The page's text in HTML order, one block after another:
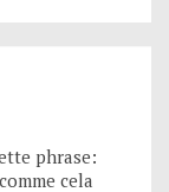
phrase:
cela